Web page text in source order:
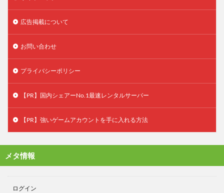
広告掲載について
お問い合わせ
プライバシーポリシー
【PR】国内シェアーNo.1最速レンタルサーバー
【PR】強いゲームアカウントを手に入れる方法
メタ情報
ログイン